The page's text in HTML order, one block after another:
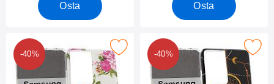
Osta Osta
-40%
Designkotelo Samsung Galaxy S21 Ultra 5G (G998B)
-40%
Merkitse tPU-Designkotelo Samsung